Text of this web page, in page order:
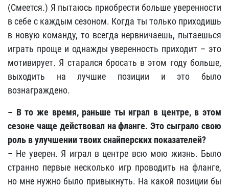
(Смеется.) Я пытаюсь приобрести больше уверенности
в себе с каждым сезоном. Когда ты только приходишь
в новую команду, то всегда нервничаешь, пытаешься
играть проще и однажды уверенность приходит – это
мотивирует. Я старался бросать в этом году больше,
выходить на лучшие позиции и это было
вознаграждено.
– В то же время, раньше ты играл в центре, в этом
сезоне чаще действовал на фланге. Это сыграло свою
роль в улучшении твоих снайперских показателей?
– Не уверен. Я играл в центре всю мою жизнь. Было
странно первые несколько игр проводить на фланге,
но мне нужно было привыкнуть. На какой позиции бы